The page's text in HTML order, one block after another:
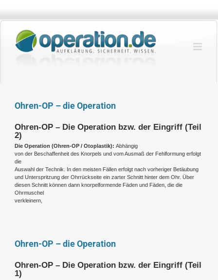
springen
Ohren-OP – die Operation
Ohren-OP – Die Operation bzw. der Eingriff (Teil
2)
Die Operation (Ohren-OP / Otoplastik): Abhängig
von der Beschaffenheit des Knorpels und vom Ausmaß der Fehlformung erfolgt
die
Auswahl der Technik. In den meisten Fällen erfolgt nach vorheriger Betäubung
und Unterspritzung der Ohrrückseite ein zarter Schnitt hinter dem Ohr. Über
diesen Schnitt können dann knorpelformende Fäden und Fäden, die die
Ohrmuschel
verkleinern,
Ohren-OP – die Operation
Ohren-OP – Die Operation bzw. der Eingriff (Teil
1)